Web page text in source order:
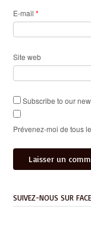
E-mail *
Site web
Subscribe to our
Prévenez-moi de tous
SUIVEZ-NOUS SUR